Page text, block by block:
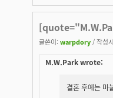
글쓴이: warpdory / 작성
M.W.Park wrote:
결혼 후에는 마